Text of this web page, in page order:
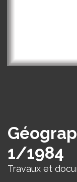
1/1984
Travaux et